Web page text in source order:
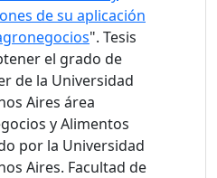
de su aplicación
". Tesis
el grado de
de la Universidad
Aires área
y Alimentos
por la Universidad
Aires. Facultad de